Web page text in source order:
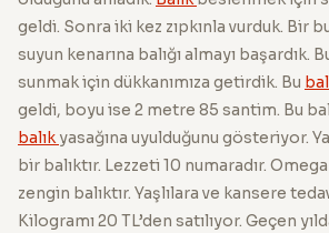
geldi. Sonra iki kez zıpkınla vurduk. Bir
suyun kenarına balığı almayı başardık.
sunmak için dükkanımıza getirdik. Bu
geldi, boyu ise 2 metre 85 santim. Bu
balık yasağına uyulduğunu gösteriyor.
bir balıktır. Lezzeti 10 numaradır.
zengin balıktır. Yaşlılara ve kansere
Kilogramı 20 TL’den satılıyor. Geçen